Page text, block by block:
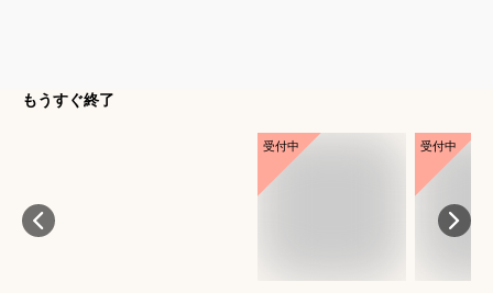
もうすぐ終了
受付中 受付中